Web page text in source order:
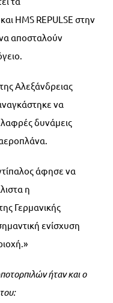
HMS REPULSE στην
αποσταλούν
Αλεξάνδρειας
να
δυνάμεις
άφησε να
η
Γερμανικής
ενίσχυση
ήταν και ο